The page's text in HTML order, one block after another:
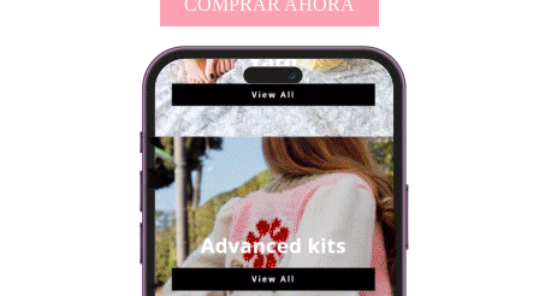
COMPRAR AHORA